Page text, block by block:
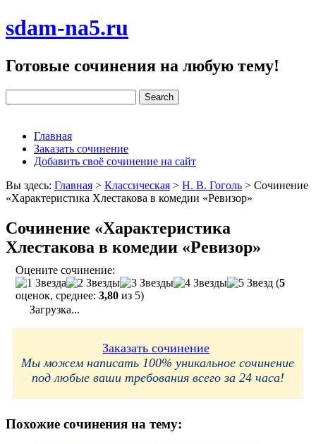
sdam-na5.ru
Готовые сочинения на любую тему!
Главная
Заказать сочинение
Добавить своё сочинение на сайт
Вы здесь: Главная > Классическая > Н. В. Гоголь > Сочинение
«Характеристика Хлестакова в комедии «Ревизор»
Сочинение «Характеристика
Хлестакова в комедии «Ревизор»
Оцените сочинение:
(5
оценок, среднее: 3,80 из 5)
Загрузка...
Заказать сочинение
Мы можем написать 100% уникальное сочинение
под любые ваши требования всего за 24 часа!
Похожие сочинения на тему: